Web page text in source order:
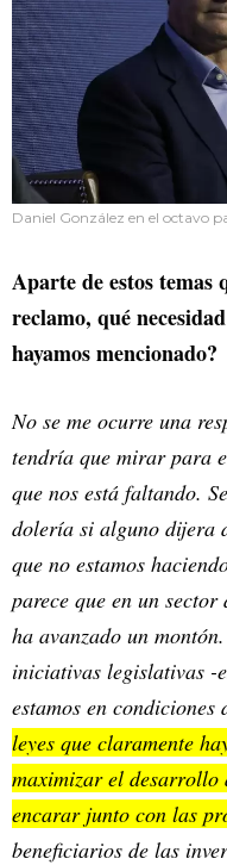
Daniel González en el octavo
Aparte de estos temas
reclamo, qué
hayamos mencionado?
No se me ocurre una
tendría que mirar para
que nos está faltando.
dolería si alguno dijera
que no estamos
parece que en un
ha avanzado un
iniciativas legislativas -
estamos en
leyes que claramente
maximizar el desarrollo
encarar junto con las
beneficiarios de las